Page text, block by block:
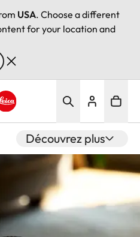
USA. Choose a different
for your location and
Découvrez plus